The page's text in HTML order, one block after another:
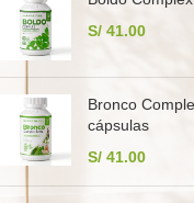
S/ 41.00
Bronco
cápsulas
S/ 41.00